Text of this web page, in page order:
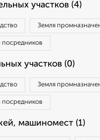
участков (4)
Земля
посредников
участков (0)
Земля
посредников
машиномест (1)